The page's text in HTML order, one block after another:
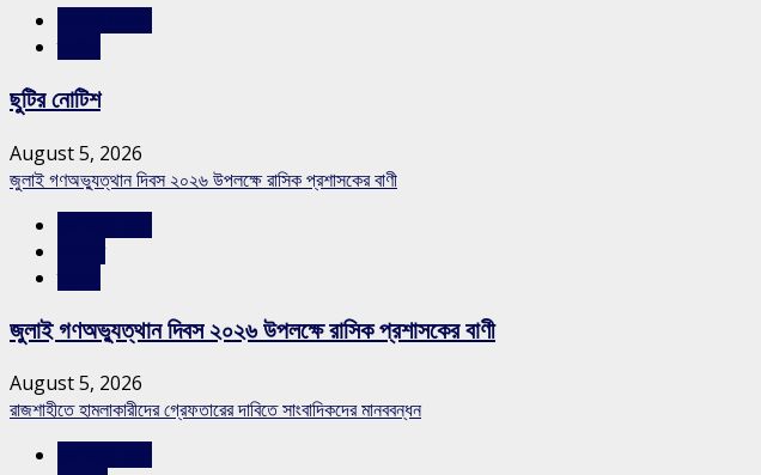
ছুটির নোটিশ
August 5, 2026
জুলাই গণঅভ্যুত্থান দিবস ২০২৬ উপলক্ষে রাসিক প্রশাসকের বাণী
জুলাই গণঅভ্যুত্থান দিবস ২০২৬ উপলক্ষে রাসিক প্রশাসকের বাণী
August 5, 2026
রাজশাহীতে হামলাকারীদের গ্রেফতারের দাবিতে সাংবাদিকদের মানববন্ধন